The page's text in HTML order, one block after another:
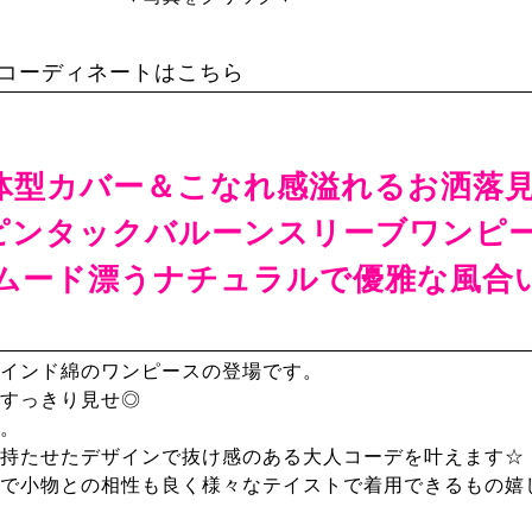
ーディネートはこちら
型カバー＆こなれ感溢れるお洒落
ンタックバルーンスリーブワンピ
ード漂うナチュラルで優雅な風合
ンド綿のワンピースの登場です。
っきり見せ◎
たせたデザインで抜け感のある大人コーデを叶えます☆
小物との相性も良く様々なテイストで着用できるもの嬉